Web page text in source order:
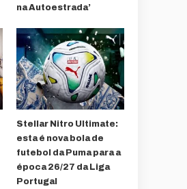
na Autoestrada’
Stellar Nitro Ultimate:
esta é nova bola de
futebol da Puma para a
época 26/27 da Liga
Portugal